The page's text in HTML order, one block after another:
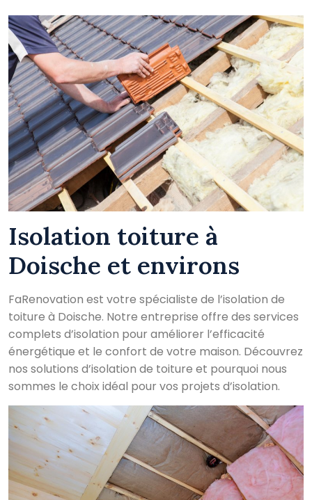
Isolation toiture à
Doische et environs
FaRenovation est votre spécialiste de l’isolation de
toiture à Doische. Notre entreprise offre des services
complets d’isolation pour améliorer l’efficacité
énergétique et le confort de votre maison. Découvrez
nos solutions d’isolation de toiture et pourquoi nous
sommes le choix idéal pour vos projets d’isolation.